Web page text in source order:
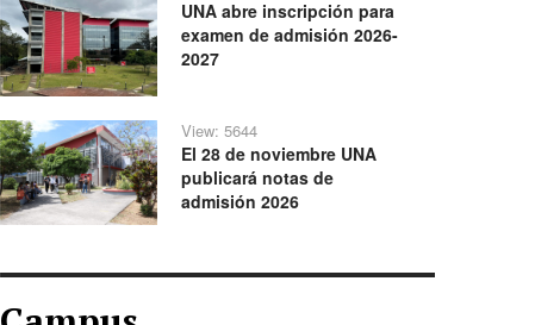
UNA abre inscripción para
examen de admisión 2026-
2027
View: 5644
El 28 de noviembre UNA
publicará notas de
admisión 2026